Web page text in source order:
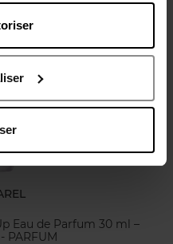
?
Eau de Parfum 30 ml –
PARFUM